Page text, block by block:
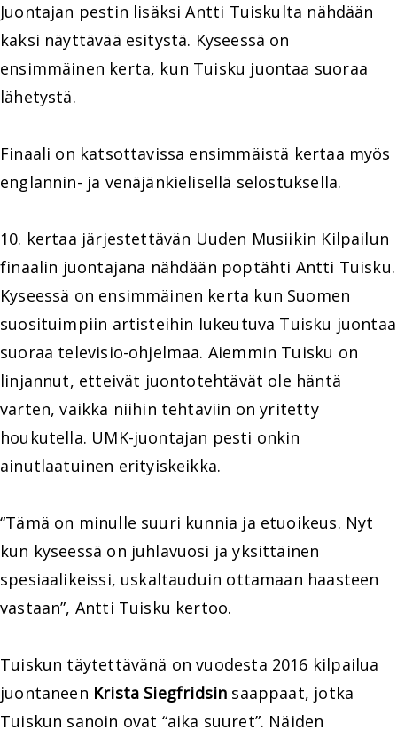
Juontajan pestin lisäksi Antti Tuiskulta nähdään
kaksi näyttävää esitystä. Kyseessä on
ensimmäinen kerta, kun Tuisku juontaa suoraa
lähetystä.
Finaali on katsottavissa ensimmäistä kertaa myös
englannin- ja venäjänkielisellä selostuksella.
10. kertaa järjestettävän Uuden Musiikin Kilpailun
finaalin juontajana nähdään poptähti Antti Tuisku.
Kyseessä on ensimmäinen kerta kun Suomen
suosituimpiin artisteihin lukeutuva Tuisku juontaa
suoraa televisio-ohjelmaa. Aiemmin Tuisku on
linjannut, etteivät juontotehtävät ole häntä
varten, vaikka niihin tehtäviin on yritetty
houkutella. UMK-juontajan pesti onkin
ainutlaatuinen erityiskeikka.
“Tämä on minulle suuri kunnia ja etuoikeus. Nyt
kun kyseessä on juhlavuosi ja yksittäinen
spesiaalikeissi, uskaltauduin ottamaan haasteen
vastaan”, Antti Tuisku kertoo.
Tuiskun täytettävänä on vuodesta 2016 kilpailua
juontaneen Krista Siegfridsin saappaat, jotka
Tuiskun sanoin ovat “aika suuret”. Näiden